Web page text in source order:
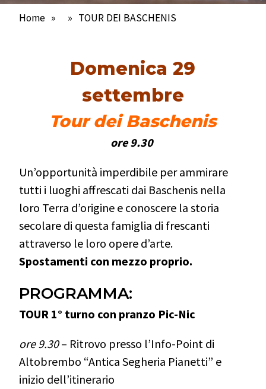
Home » » TOUR DEI BASCHENIS
Domenica 29
settembre
Tour dei Baschenis
ore 9.30
Un’opportunità imperdibile per ammirare
tutti i luoghi affrescati dai Baschenis nella
loro Terra d’origine e conoscere la storia
secolare di questa famiglia di frescanti
attraverso le loro opere d’arte.
Spostamenti con mezzo proprio.
PROGRAMMA:
TOUR 1° turno con pranzo Pic-Nic
ore 9.30– Ritrovo presso l’Info-Point di
Altobrembo “Antica Segheria Pianetti” e
inizio dell’itinerario